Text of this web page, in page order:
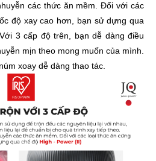
các thức ăn mềm. Đối với các
độ xay cao hơn, bạn sử dựng qua
3 cấp độ trên, bạn dễ dàng điều
mịn theo mong muốn của mình.
xoay dễ dàng thao tác.